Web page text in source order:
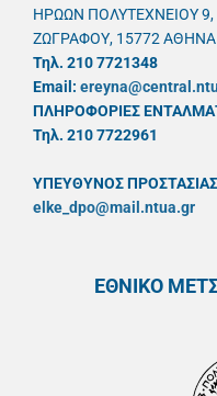
ΗΡΩΩΝ ΠΟΛΥΤΕΧΝΕΙΟΥ
ΖΩΓΡΑΦΟΥ, 15772 ΑΘΗΝΑ
Τηλ. 210 7721348
Email:
ΠΛΗΡΟΦΟΡΙΕΣ
Τηλ. 210 7722961
ΥΠΕΥΘYΝΟΣ
elke_dpo@mail.ntua.gr
ΕΘΝΙΚΟ